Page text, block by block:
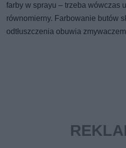
farby w sprayu – trzeba wówczas
równomierny. Farbowanie butów
odtłuszczenia obuwia